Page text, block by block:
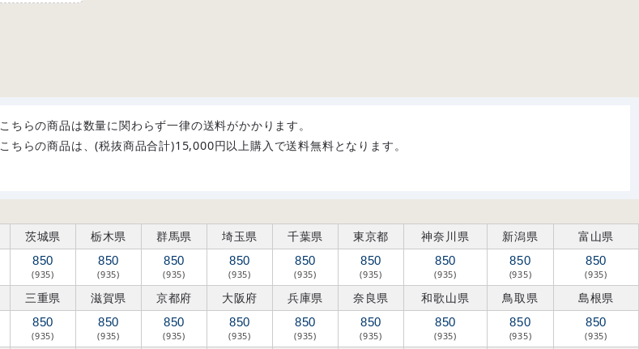
こちらの商品は数量に関わらず一律の送料がかかります。
こちらの商品は、(税抜商品合計)15,000円以上購入で送料無料となります。
茨城県 栃木県 群馬県 埼玉県 千葉県 東京都 神奈川県 新潟県 富山県
850
(935)
850
(935)
850
(935)
850
(935)
850
(935)
850
(935)
850
(935)
850
(935)
850
(935)
三重県 滋賀県 京都府 大阪府 兵庫県 奈良県 和歌山県 鳥取県 島根県
850
(935)
850
(935)
850
(935)
850
(935)
850
(935)
850
(935)
850
(935)
850
(935)
850
(935)